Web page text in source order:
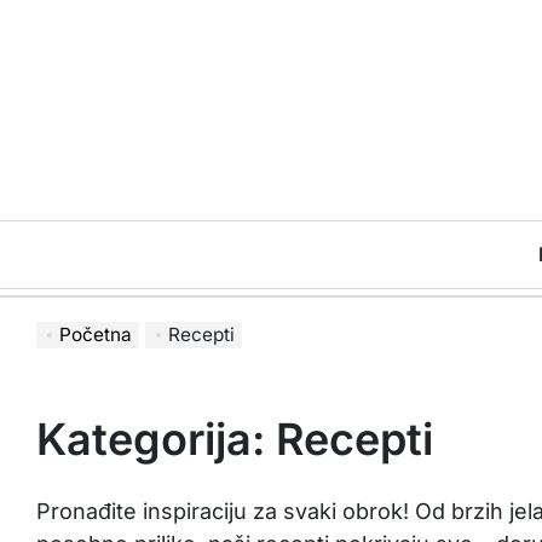
Početna Recepti
Kategorija: Recepti
Pronađite inspiraciju za svaki obrok! Od brzih